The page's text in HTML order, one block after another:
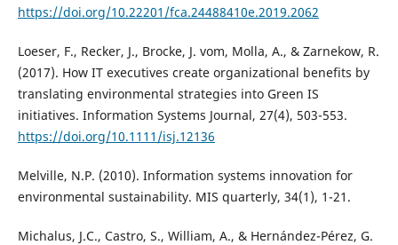
https://doi.org/10.22201/fca.24488410e.2019.2062
Loeser, F., Recker, J., Brocke, J. vom, Molla, A., & Zarnekow, R.
(2017). How IT executives create organizational benefits by
translating environmental strategies into Green IS
initiatives. Information Systems Journal, 27(4), 503-553.
https://doi.org/10.1111/isj.12136
Melville, N.P. (2010). Information systems innovation for
environmental sustainability. MIS quarterly, 34(1), 1-21.
Michalus, J.C., Castro, S., William, A., & Hernández-Pérez, G.